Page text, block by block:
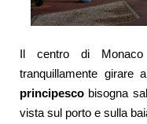
Il centro di
tranquillamente girare
principesco bisogna
vista sul porto e sulla